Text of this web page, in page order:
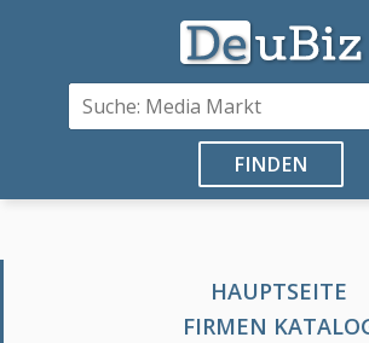
FINDEN
HAUPTSEITE
FIRMEN